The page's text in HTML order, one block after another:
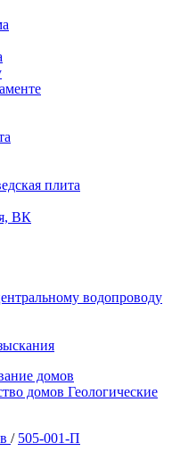
плита
ВК
водопроводу
домов
домов Геологические
/ 505-001-П